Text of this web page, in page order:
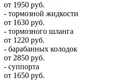
от 1950 руб.
- тормозной жидкости
от 1630 руб.
- тормозного шланга
от 1220 руб.
- барабанных колодок
от 2850 руб.
- суппорта
от 1650 руб.